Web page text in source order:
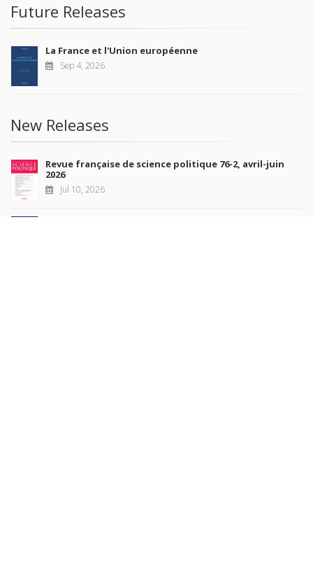
Future Releases
La France et l'Union européenne
Sep 4, 2026
New Releases
Revue française de science politique 76-2, avril-juin
2026
Jul 10, 2026